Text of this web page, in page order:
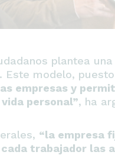
plantea
modelo,
empresas y
personal”, ha
“la empresa
trabajador las